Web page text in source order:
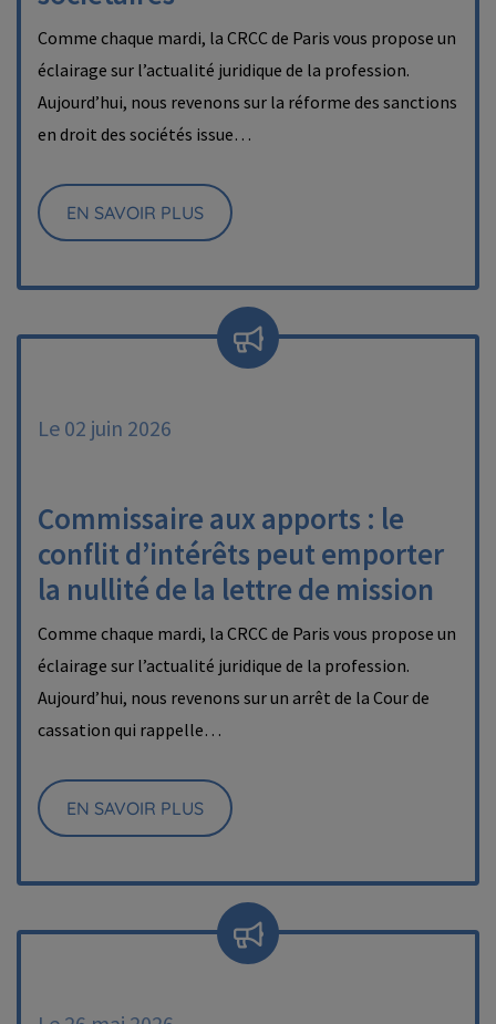
Comme chaque mardi, la CRCC de Paris vous propose un
éclairage sur l’actualité juridique de la profession.
Aujourd’hui, nous revenons sur la réforme des sanctions
en droit des sociétés issue…
EN SAVOIR PLUS
Le 02 juin 2026
Commissaire aux apports : le
conflit d’intérêts peut emporter
la nullité de la lettre de mission
Comme chaque mardi, la CRCC de Paris vous propose un
éclairage sur l’actualité juridique de la profession.
Aujourd’hui, nous revenons sur un arrêt de la Cour de
cassation qui rappelle…
EN SAVOIR PLUS